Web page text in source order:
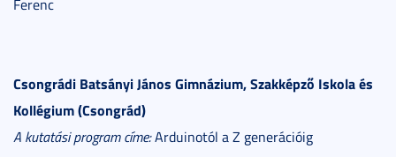
Ferenc
Csongrádi Batsányi János Gimnázium, Szakképző Iskola és
Kollégium (Csongrád)
A kutatási program címe:Arduinotól a Z generációig